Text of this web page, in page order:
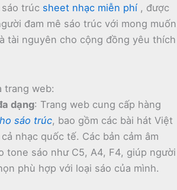
trúc sheet nhạc miễn phí , được
đam mê sáo trúc với mong muốn
tài nguyên cho cộng đồng yêu thích
trang web:
dạng: Trang web cung cấp hàng
sáo trúc, bao gồm các bài hát Việt
cả nhạc quốc tế. Các bản cảm âm
tone sáo như C5, A4, F4, giúp người
phù hợp với loại sáo của mình.